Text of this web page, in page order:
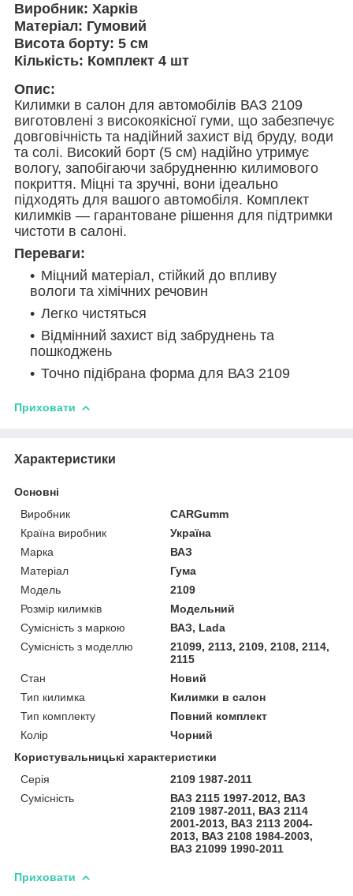
Виробник: Харків
Матеріал: Гумовий
Висота борту: 5 см
Кількість: Комплект 4 шт
Опис:
Килимки в салон для автомобілів ВАЗ 2109
виготовлені з високоякісної гуми, що забезпечує
довговічність та надійний захист від бруду, води
та солі. Високий борт (5 см) надійно утримує
вологу, запобігаючи забрудненню килимового
покриття. Міцні та зручні, вони ідеально
підходять для вашого автомобіля. Комплект
килимків — гарантоване рішення для підтримки
чистоти в салоні.
Переваги:
Міцний матеріал, стійкий до впливу
вологи та хімічних речовин
Легко чистяться
Відмінний захист від забруднень та
пошкоджень
Точно підібрана форма для ВАЗ 2109
Приховати
Характеристики
Основні
Виробник
CARGumm
Країна виробник
Україна
Марка
ВАЗ
Матеріал
Гума
Модель
2109
Розмір килимків
Модельний
Сумісність з маркою
ВАЗ, Lada
Сумісність з моделлю
21099, 2113, 2109, 2108, 2114,
2115
Стан
Новий
Тип килимка
Килимки в салон
Тип комплекту
Повний комплект
Колір
Чорний
Користувальницькі характеристики
Серія
2109 1987-2011
Сумісність
ВАЗ 2115 1997-2012, ВАЗ
2109 1987-2011, ВАЗ 2114
2001-2013, ВАЗ 2113 2004-
2013, ВАЗ 2108 1984-2003,
ВАЗ 21099 1990-2011
Приховати